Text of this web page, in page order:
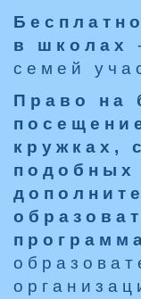
в школах
семей
Право на
кружках,
подобных